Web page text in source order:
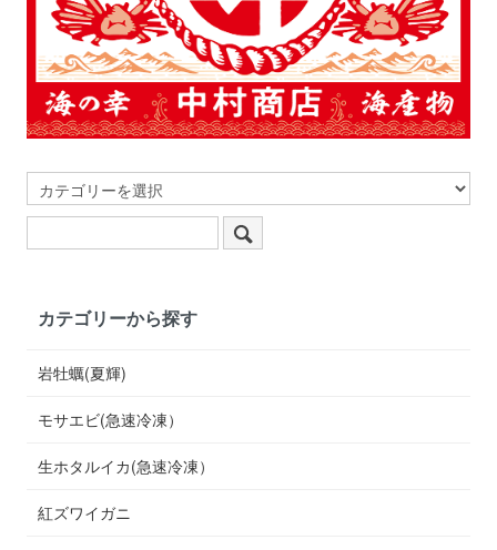
カテゴリーから探す
岩牡蠣(夏輝)
モサエビ(急速冷凍）
生ホタルイカ(急速冷凍）
紅ズワイガニ